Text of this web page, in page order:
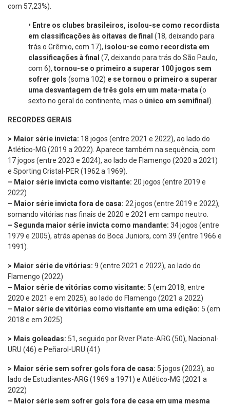
com 57,23%).
• Entre os clubes brasileiros, isolou-se como recordista
em classificações às oitavas de final (18, deixando para
trás o Grêmio, com 17), isolou-se como recordista em
classificações à final (7, deixando para trás do São Paulo,
com 6), tornou-se o primeiro a superar 100 jogos sem
sofrer gols (soma 102) e se tornou o primeiro a superar
uma desvantagem de três gols em um mata-mata (o
sexto no geral do continente, mas o único em semifinal ).
RECORDES GERAIS
> Maior série invicta: 18 jogos (entre 2021 e 2022), ao lado do
Atlético-MG (2019 a 2022). Aparece também na sequência, com
17 jogos (entre 2023 e 2024), ao lado de Flamengo (2020 a 2021)
e Sporting Cristal-PER (1962 a 1969).
– Maior série invicta como visitante: 20 jogos (entre 2019 e
2022)
– Maior série invicta fora de casa: 22 jogos (entre 2019 e 2022),
somando vitórias nas finais de 2020 e 2021 em campo neutro.
– Segunda maior série invicta como mandante: 34 jogos (entre
1979 e 2005), atrás apenas do Boca Juniors, com 39 (entre 1966 e
1991).
> Maior série de vitórias: 9 (entre 2021 e 2022), ao lado do
Flamengo (2022)
– Maior série de vitórias como visitante: 5 (em 2018, entre
2020 e 2021 e em 2025), ao lado do Flamengo (2021 a 2022)
– Maior série de vitórias como visitante em uma edição: 5 (em
2018 e em 2025)
> Mais goleadas: 51, seguido por River Plate-ARG (50), Nacional-
URU (46) e Peñarol-URU (41)
> Maior série sem sofrer gols fora de casa: 5 jogos (2023), ao
lado de Estudiantes-ARG (1969 a 1971) e Atlético-MG (2021 a
2022)
– Maior série sem sofrer gols fora de casa em uma mesma